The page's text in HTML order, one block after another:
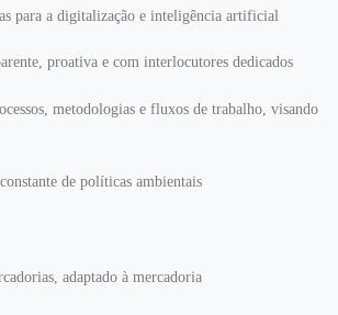
para a digitalização e inteligência artificial
proativa e com interlocutores dedicados
metodologias e fluxos de trabalho, visando
de políticas ambientais
adaptado à mercadoria